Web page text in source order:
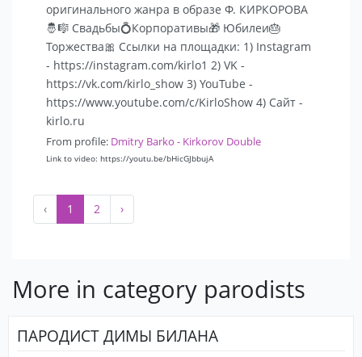
оригинального жанра в образе Ф. КИРКОРОВА
🤴🎼 Свадьбы💍Корпоративы🎁 Юбилеи🎂
Торжества🎀 Ссылки на площадки: 1) Instagram
- https://instagram.com/kirlo1 2) VK -
https://vk.com/kirlo_show 3) YouTube -
https://www.youtube.com/c/KirloShow 4) Сайт -
kirlo.ru
From profile: Dmitry Barko - Kirkorov Double
Link to video: https://youtu.be/bHicGJbbujA
‹ 1 2 ›
More in category parodists
ПАРОДИСТ ДИМЫ БИЛАНА